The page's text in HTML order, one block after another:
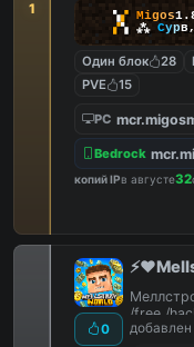
1 ▚▞ Migos
▞▚ ⁂ Сурв
Один блок 28
PVE
15
PC
Bedrock
копий IPв августе32
0
/free /